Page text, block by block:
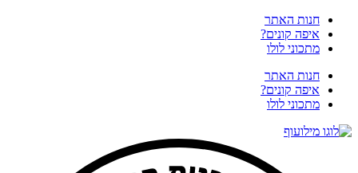
לתוכן
חנות האתר
איפה קונים?
מתכוני לולו
חנות האתר
איפה קונים?
מתכוני לולו